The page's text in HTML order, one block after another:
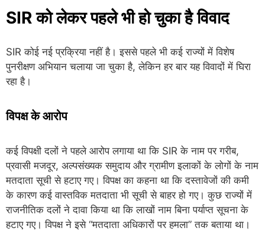
SIR को लेकर पहले भी हो चुका है विवाद
SIR कोई नई प्रक्रिया नहीं है। इससे पहले भी कई राज्यों में विशेष
पुनरीक्षण अभियान चलाया जा चुका है, लेकिन हर बार यह विवादों में घिरा
रहा है।
विपक्ष के आरोप
कई विपक्षी दलों ने पहले आरोप लगाया था कि SIR के नाम पर गरीब,
प्रवासी मजदूर, अल्पसंख्यक समुदाय और ग्रामीण इलाकों के लोगों के नाम
मतदाता सूची से हटाए गए। विपक्ष का कहना था कि दस्तावेजों की कमी
के कारण कई वास्तविक मतदाता भी सूची से बाहर हो गए। कुछ राज्यों में
राजनीतिक दलों ने दावा किया था कि लाखों नाम बिना पर्याप्त सूचना के
हटाए गए। विपक्ष ने इसे “मतदाता अधिकारों पर हमला” तक बताया था।